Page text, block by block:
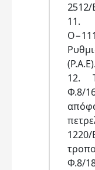
2512/
11.
(Ρ.Α.Ε).
12.
Φ.8/
Φ.8/